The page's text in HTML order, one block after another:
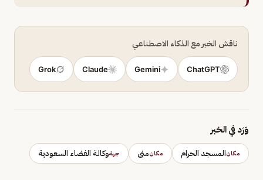
ناقش الخبر مع الذكاء الاصطناعي
ChatGPT
Gemini
Claude
Grok
وَرَد في الخبر
مكانالمسجد الحرام مكانمنى جهةوكالة الفضاء السعودية